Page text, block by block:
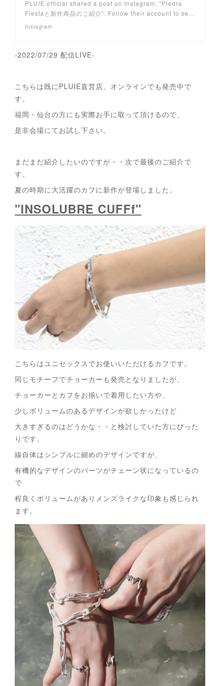
PLUIE official shared a post on Instagram: "Piedra
Fiestaと新作商品のご紹介". Follow their account to se…
Instagram
-2022/07/29 配信LIVE-
こちらは既にPLUIE直営店、オンラインでも発売中で
す。
福岡・仙台の方にも実際お手に取って頂けるので、
是非会場にてお試し下さい。
まだまだ紹介したいのですが・・次で最後のご紹介で
す。
夏の時期に大活躍のカフに新作が登場しました。
"INSOLUBRE CUFFf"
こちらはユニセックスでお使いいただけるカフです。
同じモチーフでチョーカーも発売となりましたが、
チョーカーとカフをお揃いで着用したい方や、
少しボリュームのあるデザインが欲しかったけど
大きすぎるのはどうかな・・と検討していた方にぴった
りです。
線自体はシンプルに細めのデザインですが、
有機的なデザインのパーツがチェーン状になっているの
で
程良くボリュームがありメンズライクな印象も感じられ
ます。